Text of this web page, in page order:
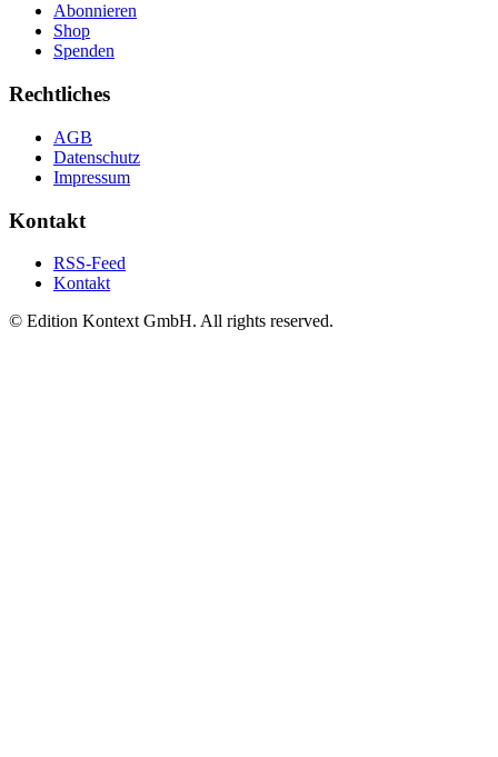
Abonnieren
Shop
Spenden
Rechtliches
AGB
Datenschutz
Impressum
Kontakt
RSS-Feed
Kontakt
© Edition Kontext GmbH. All rights reserved.